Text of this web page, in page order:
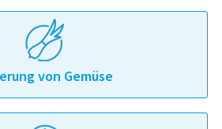
von Gemüse